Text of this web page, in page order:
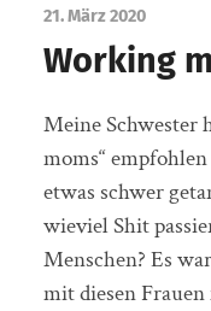
21. März 2020
Working
Meine Schwester
moms“
etwas schwer
wieviel Shit
Menschen? Es
mit diesen